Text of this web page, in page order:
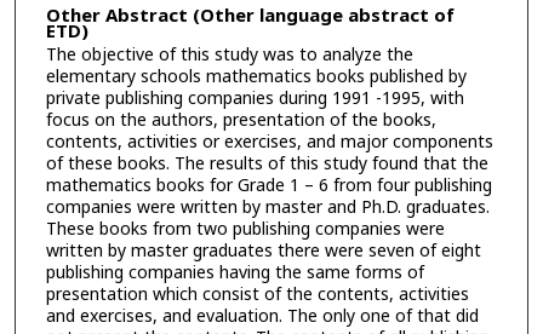
Other Abstract (Other language abstract of
ETD)
The objective of this study was to analyze the
elementary schools mathematics books published by
private publishing companies during 1991 -1995, with
focus on the authors, presentation of the books,
contents, activities or exercises, and major components
of these books. The results of this study found that the
mathematics books for Grade 1 – 6 from four publishing
companies were written by master and Ph.D. graduates.
These books from two publishing companies were
written by master graduates there were seven of eight
publishing companies having the same forms of
presentation which consist of the contents, activities
and exercises, and evaluation. The only one of that did